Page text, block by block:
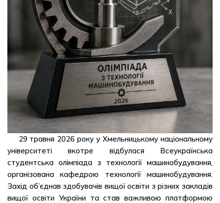
29 травня 2026 року у Хмельницькому національному
університеті вкотре відбулася Всеукраїнська
студентська олімпіада з технології машинобудування,
організована кафедрою технології машинобудування.
Захід об’єднав здобувачів вищої освіти з різних закладів
вищої освіти України та став важливою платформою